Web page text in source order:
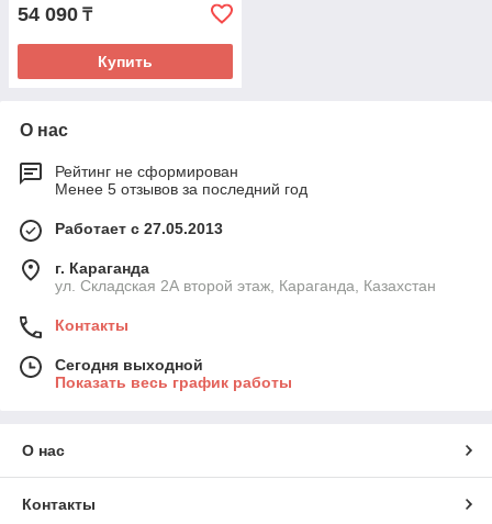
54 090 ₸
Купить
О нас
Рейтинг не сформирован
Менее 5 отзывов за последний год
Работает с 27.05.2013
г. Караганда
ул. Складская 2А второй этаж, Караганда, Казахстан
Контакты
Сегодня выходной
Показать весь график работы
О нас
Контакты